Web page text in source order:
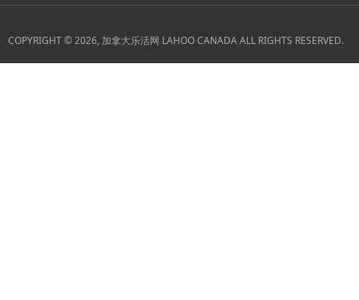
COPYRIGHT © 2026, 加拿大乐活网 LAHOO CANADA ALL RIGHTS RESERVED.